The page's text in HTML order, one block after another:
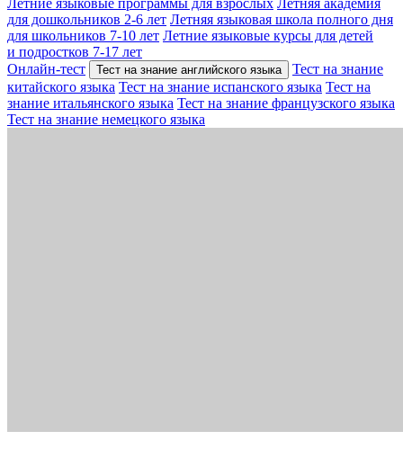
Летние языковые программы для взрослых Летняя академия
для дошкольников 2-6 лет Летняя языковая школа полного дня
для школьников 7-10 лет Летние языковые курсы для детей
и подростков 7-17 лет
Онлайн-тест
Тест на знание английского языка
Тест на знание
китайского языка Тест на знание испанского языка Тест на
знание итальянского языка Тест на знание французского языка
Тест на знание немецкого языка